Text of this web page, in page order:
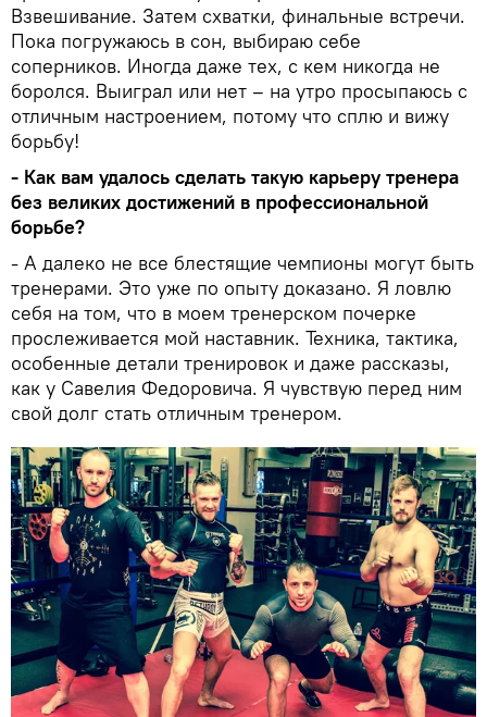
Взвешивание. Затем схватки, финальные встречи.
Пока погружаюсь в сон, выбираю себе
соперников. Иногда даже тех, с кем никогда не
боролся. Выиграл или нет – на утро просыпаюсь с
отличным настроением, потому что сплю и вижу
борьбу!
- Как вам удалось сделать такую карьеру тренера
без великих достижений в профессиональной
борьбе?
- А далеко не все блестящие чемпионы могут быть
тренерами. Это уже по опыту доказано. Я ловлю
себя на том, что в моем тренерском почерке
прослеживается мой наставник. Техника, тактика,
особенные детали тренировок и даже рассказы,
как у Савелия Федоровича. Я чувствую перед ним
свой долг стать отличным тренером.